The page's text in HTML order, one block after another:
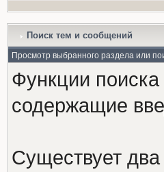
Поиск тем и сообщений
Просмотр выбранного раздела или
Функции
содержащие
Существует